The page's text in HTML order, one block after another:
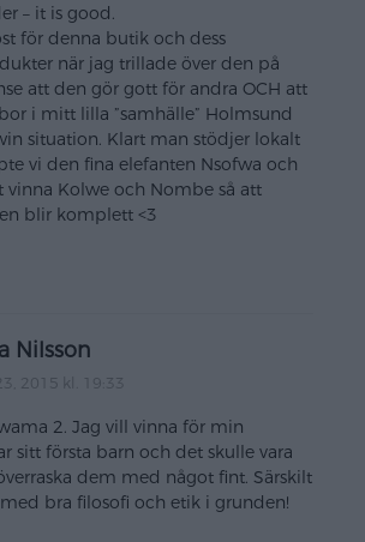
– it is good.
för denna butik och dess
när jag trillade över den på
att den gör gott för andra OCH att
i mitt lilla ”samhälle” Holmsund
situation. Klart man stödjer lokalt
vi den fina elefanten Nsofwa och
vinna Kolwe och Nombe så att
blir komplett <3
Nilsson
2015 kl. 19:33
2. Jag vill vinna för min
sitt första barn och det skulle vara
dem med något fint. Särskilt
bra filosofi och etik i grunden!